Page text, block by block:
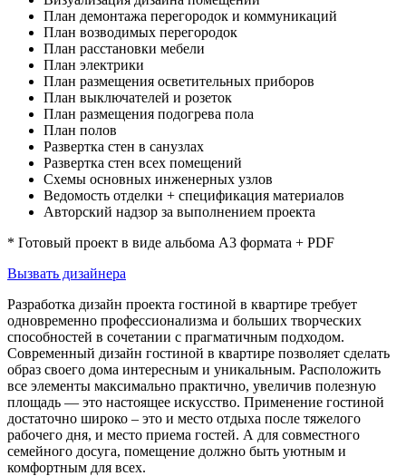
План демонтажа перегородок и коммуникаций
План возводимых перегородок
План расстановки мебели
План электрики
План размещения осветительных приборов
План выключателей и розеток
План размещения подогрева пола
План полов
Развертка стен в санузлах
Развертка стен всех помещений
Схемы основных инженерных узлов
Ведомость отделки + спецификация материалов
Авторский надзор за выполнением проекта
* Готовый проект в виде альбома А3 формата + PDF
Вызвать дизайнера
Разработка дизайн проекта гостиной в квартире требует
одновременно профессионализма и больших творческих
способностей в сочетании с прагматичным подходом.
Современный дизайн гостиной в квартире позволяет сделать
образ своего дома интересным и уникальным. Расположить
все элементы максимально практично, увеличив полезную
площадь — это настоящее искусство. Применение гостиной
достаточно широко – это и место отдыха после тяжелого
рабочего дня, и место приема гостей. А для совместного
семейного досуга, помещение должно быть уютным и
комфортным для всех.